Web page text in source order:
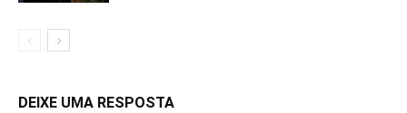
DEIXE UMA RESPOSTA